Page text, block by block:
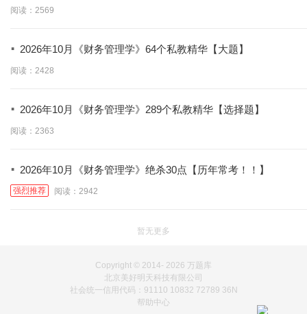
阅读：2569
· 2026年10月《财务管理学》64个私教精华【大题】
阅读：2428
· 2026年10月《财务管理学》289个私教精华【选择题】
阅读：2363
· 2026年10月《财务管理学》绝杀30点【历年常考！！】
强烈推荐 阅读：2942
暂无更多
Copyright © 2014- 2026 万题库
北京美好明天科技有限公司
社会统一信用代码：91110 10832 72789 36N
帮助中心